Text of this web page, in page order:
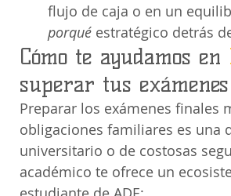
flujo de caja o en un
porqué estratégico detrás
Cómo te ayudamos en
superar tus
Preparar los exámenes finales
obligaciones familiares es una
universitario o de costosas
académico te ofrece un